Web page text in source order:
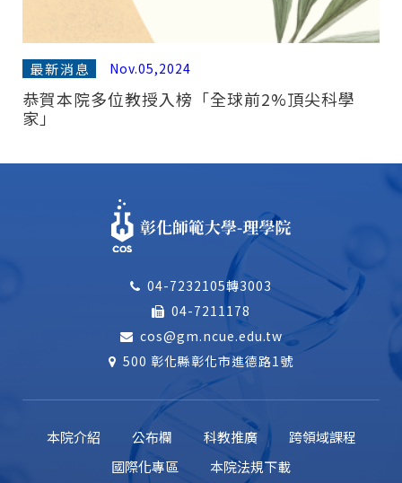
最新消息 Nov.05,2024
恭賀本院多位教授入榜「全球前2%頂尖科學
家」
04-7232105轉3003
04-7211178
cos@gm.ncue.edu.tw
500 彰化縣彰化市進德路1號
本院介紹 公布欄 科教推廣
跨領域課程
國際化專區
本院法規下載